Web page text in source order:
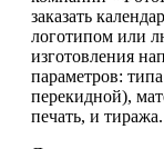
заказать
логотипом или
изготовления
параметров:
перекидной),
печать, и